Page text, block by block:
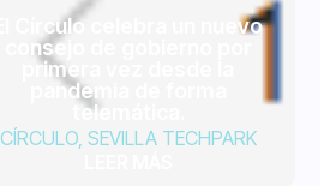
El Círculo celebra un nuevo
consejo de gobierno por
primera vez desde la
pandemia de forma
telemática.
CÍRCULO, SEVILLA TECHPARK